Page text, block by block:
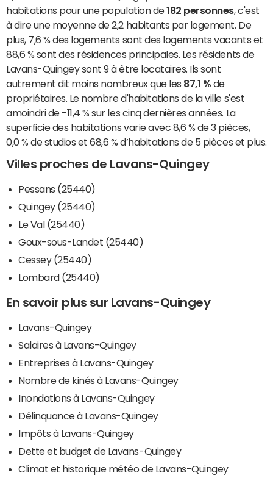
habitations pour une population de182 personnes, c'est
à dire une moyenne de 2,2 habitants par logement. De
plus, 7,6 % des logements sont des logements vacants et
88,6 % sont des résidences principales. Les résidents de
Lavans-Quingey sont 9 à être locataires. Ils sont
autrement dit moins nombreux que les 87,1 % de
propriétaires. Le nombre d'habitations de la ville s'est
amoindri de -11,4 % sur les cinq dernières années. La
superficie des habitations varie avec 8,6 % de 3 pièces,
0,0 % de studios et 68,6 % d’habitations de 5 pièces et plus.
Villes proches de Lavans-Quingey
Pessans (25440)
Quingey (25440)
Le Val (25440)
Goux-sous-Landet (25440)
Cessey (25440)
Lombard (25440)
En savoir plus sur Lavans-Quingey
Lavans-Quingey
Salaires à Lavans-Quingey
Entreprises à Lavans-Quingey
Nombre de kinés à Lavans-Quingey
Inondations à Lavans-Quingey
Délinquance à Lavans-Quingey
Impôts à Lavans-Quingey
Dette et budget de Lavans-Quingey
Climat et historique météo de Lavans-Quingey